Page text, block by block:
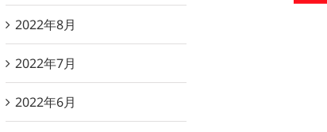
2022年8月
2022年7月
2022年6月